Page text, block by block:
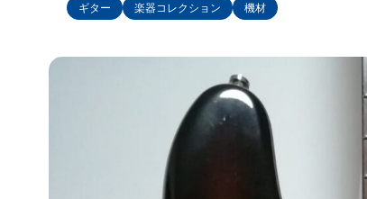
ギター 楽器コレクション
機材